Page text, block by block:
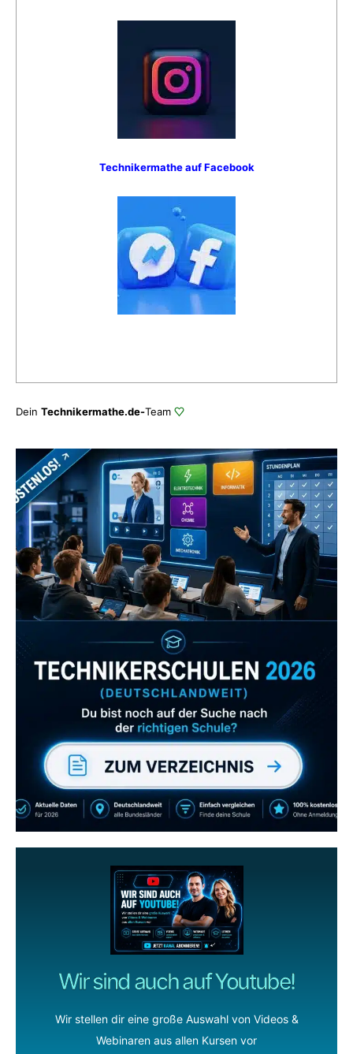
Technikermathe auf Facebook
Dein Technikermathe.de-Team
Zum Verzeichnis
Wir sind auch auf Youtube!
Wir stellen dir eine große Auswahl von Videos &
Webinaren aus allen Kursen vor
Abonniere uns auch
gerne
wenn dir unsere Videos gefallen!
ZUM YOUTUBE KANAL